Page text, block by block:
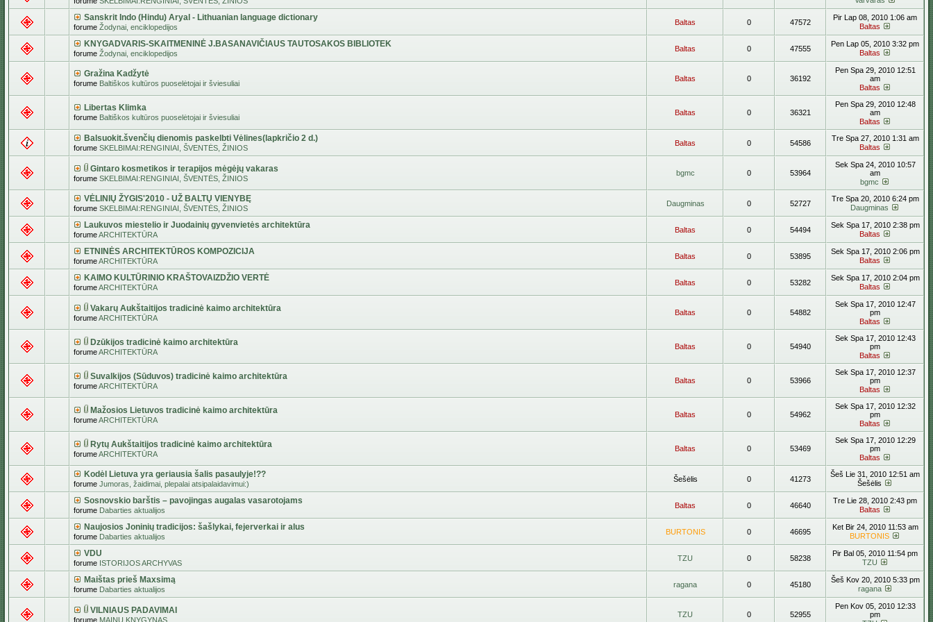
Sanskrit Indo (Hindu) Aryal - Lithuanian language dictionary
forume Žodynai, enciklopedijos
Baltas 0 47572
Pir Lap 08, 2010 1:06 am
Baltas
KNYGADVARIS-SKAITMENINĖ J.BASANAVIČIAUS TAUTOSAKOS BIBLIOTEK
forume Žodynai, enciklopedijos
Baltas 0 47555
Pen Lap 05, 2010 3:32 pm
Baltas
Gražina Kadžytė
forume Baltiškos kultūros puoselėtojai ir šviesuliai
Baltas 0 36192
Pen Spa 29, 2010 12:51
am
Baltas
Libertas Klimka
forume Baltiškos kultūros puoselėtojai ir šviesuliai
Baltas 0 36321
Pen Spa 29, 2010 12:48
am
Baltas
Balsuokit.švenčių dienomis paskelbti Vėlines(lapkričio 2 d.)
forume SKELBIMAI:RENGINIAI, ŠVENTĖS, ŽINIOS
Baltas 0 54586
Tre Spa 27, 2010 1:31 am
Baltas
Gintaro kosmetikos ir terapijos mėgėjų vakaras
forume SKELBIMAI:RENGINIAI, ŠVENTĖS, ŽINIOS
bgmc 0 53964
Sek Spa 24, 2010 10:57
am
bgmc
VĖLINIŲ ŽYGIS'2010 - UŽ BALTŲ VIENYBĘ
forume SKELBIMAI:RENGINIAI, ŠVENTĖS, ŽINIOS
Daugminas 0 52727
Tre Spa 20, 2010 6:24 pm
Daugminas
Laukuvos miestelio ir Juodainių gyvenvietės architektūra
forumeARCHITEKTŪRA
Baltas 0 54494
Sek Spa 17, 2010 2:38 pm
Baltas
ETNINĖS ARCHITEKTŪROS KOMPOZICIJA
forumeARCHITEKTŪRA
Baltas 0 53895
Sek Spa 17, 2010 2:06 pm
Baltas
KAIMO KULTŪRINIO KRAŠTOVAIZDŽIO VERTĖ
forumeARCHITEKTŪRA
Baltas 0 53282
Sek Spa 17, 2010 2:04 pm
Baltas
Vakarų Aukštaitijos tradicinė kaimo architektūra
forumeARCHITEKTŪRA
Baltas 0 54882
Sek Spa 17, 2010 12:47
pm
Baltas
Dzūkijos tradicinė kaimo architektūra
forumeARCHITEKTŪRA
Baltas 0 54940
Sek Spa 17, 2010 12:43
pm
Baltas
Suvalkijos (Sūduvos) tradicinė kaimo architektūra
forumeARCHITEKTŪRA
Baltas 0 53966
Sek Spa 17, 2010 12:37
pm
Baltas
Mažosios Lietuvos tradicinė kaimo architektūra
forumeARCHITEKTŪRA
Baltas 0 54962
Sek Spa 17, 2010 12:32
pm
Baltas
Rytų Aukštaitijos tradicinė kaimo architektūra
forumeARCHITEKTŪRA
Baltas 0 53469
Sek Spa 17, 2010 12:29
pm
Baltas
Kodėl Lietuva yra geriausia šalis pasaulyje!??
forume Jumoras, žaidimai, plepalai atsipalaidavimui:)
Šešėlis 0 41273
Šeš Lie 31, 2010 12:51 am
Šešėlis
Sosnovskio barštis – pavojingas augalas vasarotojams
forume Dabarties aktualijos
Baltas 0 46640
Tre Lie 28, 2010 2:43 pm
Baltas
Naujosios Joninių tradicijos: šašlykai, fejerverkai ir alus
forume Dabarties aktualijos
BURTONIS 0 46695
Ket Bir 24, 2010 11:53 am
BURTONIS
VDU
forume ISTORIJOS ARCHYVAS
TZU 0 58238
Pir Bal 05, 2010 11:54 pm
TZU
Maištas prieš Maxsimą
forume Dabarties aktualijos
ragana 0 45180
Šeš Kov 20, 2010 5:33 pm
ragana
VILNIAUS PADAVIMAI
forume MAINŲ KNYGYNAS
TZU 0 52955
Pen Kov 05, 2010 12:33
pm